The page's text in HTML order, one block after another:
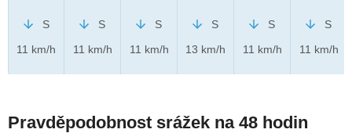
S
11 km/h
S
11 km/h
S
11 km/h
S
13 km/h
S
11 km/h
S
11 km/h
Pravděpodobnost srážek na 48 hodin